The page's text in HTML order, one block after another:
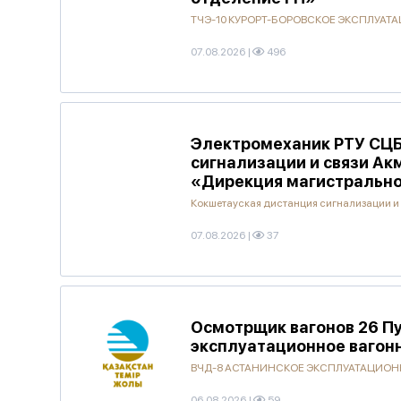
ТЧЭ-10 КУРОРТ-БОРОВСКОЕ
07.08.2026 | 496
Электромеханик РТУ
сигнализации и связи
«Дирекция
Кокшетауская дистанция сигнализации и
07.08.2026 | 37
Осмотрщик вагонов 26
эксплуатационное
ВЧД-8 АСТАНИНСКОЕ